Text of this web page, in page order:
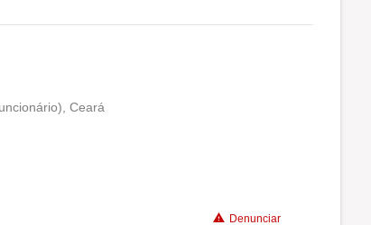
Ceará
Denunciar